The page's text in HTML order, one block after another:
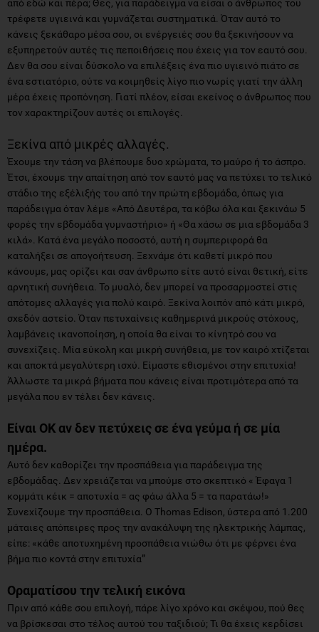
από εδώ και πέρα; Θες, για παράδειγμα να είσαι ο άνθρωπος του
τρέφετε υγιεινά και γυμνάζεται συστηματικά. Όταν αυτό το
κάνεις ξεκάθαρο μέσα σου, οι ενέργειές σου θα ξεκινήσουν να
εξυπηρετούν αυτές τις πεποιθήσεις που έχεις για τον εαυτό σου.
Δεν θα σου είναι δύσκολο να επιλέξεις ένα πιο υγιεινό πιάτο σε
ένα εστιατόριο, ούτε να κοιμηθείς λίγο πιο νωρίς γιατί την άλλη
μέρα έχεις προπόνηση. Γιατί πλέον, είσαι εκείνος ο άνθρωπος που
τον χαρακτηρίζουν αυτές οι επιλογές.
Ξεκίνα από μικρές αλλαγές.
Έχουμε την τάση να βλέπουμε δυο χρώματα, το μαύρο ή το άσπρο.
Έτσι, έχουμε την απαίτηση από τον εαυτό μας να πετύχει το τελικό
στάδιο της εξέλιξής του από την πρώτη εβδομάδα, όπως για
παράδειγμα όταν λέμε «Από Δευτέρα, τα κόβω όλα και ξεκινάω 5
φορές την εβδομάδα γυμναστήριο» ή «Θα χάσω σε μια εβδομάδα 3
κιλά». Κατά ένα μεγάλο ποσοστό, αυτή η συμπεριφορά θα
καταλήξει σε απογοήτευση. Ξεχνάμε ότι καθετί μικρό που
κάνουμε, μας ορίζει και σαν άνθρωπο είτε αυτό είναι θετική, είτε
αρνητική συνήθεια. Το μυαλό, δεν μπορεί να προσαρμοστεί στις
απότομες αλλαγές για πολύ καιρό. Ξεκίνα λοιπόν από κάτι μικρό,
σχεδόν αστείο. Όταν πετυχαίνεις καθημερινά μικρούς στόχους,
λαμβάνεις ικανοποίηση, η οποία θα είναι το κίνητρό σου να
συνεχίζεις. Μία εύκολη και μικρή συνήθεια, με τον καιρό χτίζεται
και αποκτά μεγαλύτερη ισχύ. Είμαστε εθισμένοι στην επιτυχία!
Άλλωστε τα μικρά βήματα που κάνεις είναι προτιμότερα από τα
μεγάλα που εν τέλει δεν κάνεις.
Είναι ΟΚ αν δεν πετύχεις σε ένα γεύμα ή σε μία
ημέρα.
Αυτό δεν καθορίζει την προσπάθεια για παράδειγμα της
εβδομάδας. Δεν χρειάζεται να μπούμε στο σκεπτικό « Έφαγα 1
κομμάτι κέικ = αποτυχία = ας φάω άλλα 5 = τα παρατάω!»
Συνεχίζουμε την προσπάθεια. Ο Thomas Edison, ύστερα από 1.200
μάταιες απόπειρες προς την ανακάλυψη της ηλεκτρικής λάμπας,
είπε: «κάθε αποτυχημένη προσπάθεια νιώθω ότι με φέρνει ένα
βήμα πιο κοντά στην επιτυχία”
Οραματίσου την τελική εικόνα
Πριν από κάθε σου επιλογή, πάρε λίγο χρόνο και σκέψου, πού θες
να βρίσκεσαι στο τέλος αυτού του ταξιδιού; Τι θα έχεις κερδίσει